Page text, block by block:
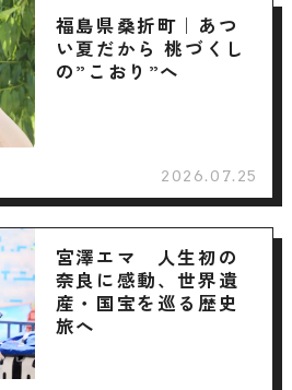
福島県桑折町｜あつ
い夏だから 桃づくし
の”こおり”へ
2026.07.25
宮澤エマ 人生初の
奈良に感動、世界遺
産・国宝を巡る歴史
旅へ